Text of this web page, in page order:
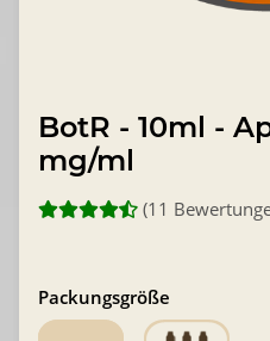
BotR - 10ml -
mg/ml
(11
Packungsgröße